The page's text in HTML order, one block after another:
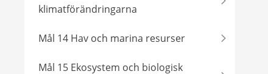
klimatförändringarna
Mål 14 Hav och marina resurser
Mål 15 Ekosystem och biologisk